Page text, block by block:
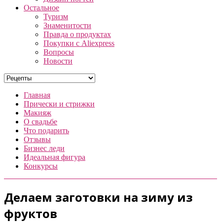
Остальное
Туризм
Знаменитости
Правда о продуктах
Покупки с Aliexpress
Вопросы
Новости
Главная
Прически и стрижки
Макияж
О свадьбе
Что подарить
Отзывы
Бизнес леди
Идеальная фигура
Конкурсы
Делаем заготовки на зиму из
фруктов